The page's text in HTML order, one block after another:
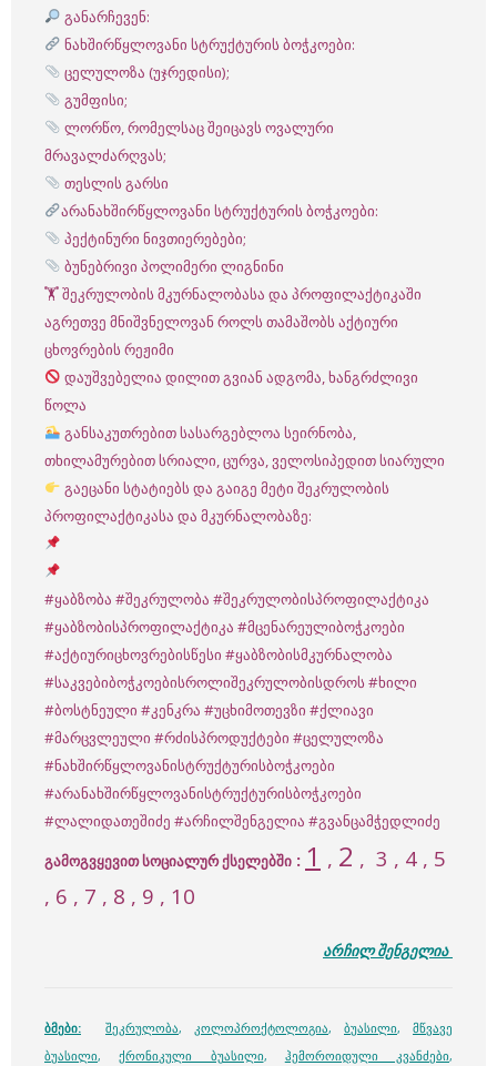
განარჩევენ:
ნახშირწყლოვანი სტრუქტურის ბოჭკოები:
ცელულოზა (უჯრედისი);
გუმფისი;
ლორწო, რომელსაც შეიცავს ოვალური
მრავალძარღვას;
თესლის გარსი
არანახშირწყლოვანი სტრუქტურის ბოჭკოები:
პექტინური ნივთიერებები;
ბუნებრივი პოლიმერი ლიგნინი
🏋️ შეკრულობის მკურნალობასა და პროფილაქტიკაში
აგრეთვე მნიშვნელოვან როლს თამაშობს აქტიური
ცხოვრების რეჟიმი
დაუშვებელია დილით გვიან ადგომა, ხანგრძლივი
წოლა
განსაკუთრებით სასარგებლოა სეირნობა,
თხილამურებით სრიალი, ცურვა, ველოსიპე­დით სიარული
გაეცანი სტატიებს და გაიგე მეტი შეკრულობის
პროფილაქტიკასა და მკურნალობაზე:
#ყაბზობა #შეკრულობა #შეკრულობისპროფილაქტიკა
#ყაბზობისპროფილაქტიკა #მცენარეულიბოჭკოები
#აქტიურიცხოვრებისწესი #ყაბზობისმკურნალობა
#საკვებიბოჭკოებისროლიშეკრულობისდროს #ხილი
#ბოსტნეული #კენკრა #უცხიმოთევზი #ქლიავი
#მარცვლეული #რძისპროდუქტები #ცელულოზა
#ნახშირწყლოვანისტრუქტურისბოჭკოები
#არანახშირწყლოვანისტრუქტურისბოჭკოები
#ლალიდათეშიძე #არჩილშენგელია #გვანცამჭედლიძე
გამოგვყევით სოციალურ ქსელებში : 1 , 2 , 3 , 4 , 5
, 6 , 7 , 8 , 9 , 10
არჩილ შენგელია
ბმები: შეკრულობა, კოლოპროქტოლოგია, ბუასილი, მწვავე
ბუასილი,ქრონიკული ბუასილი, ჰემოროიდული კვანძები,